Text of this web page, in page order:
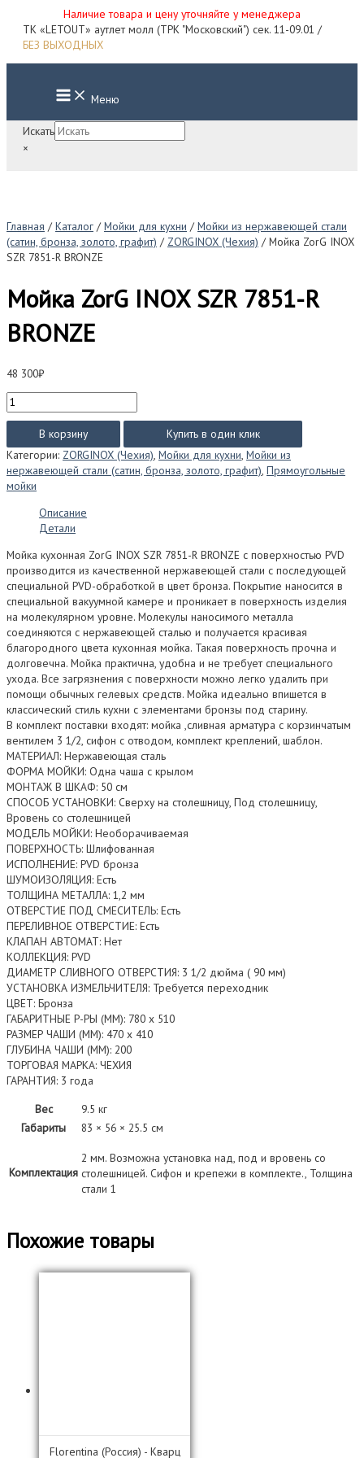
Наличие товара и цену уточняйте у менеджера
Перейти
ТК «LETOUT» аутлет молл (ТРК "Московский") сек. 11-09.01 /
БЕЗ ВЫХОДНЫХ
Main
Menu Меню
Искать
×
Главная / Каталог / Мойки для кухни / Мойки из нержавеющей стали
(сатин, бронза, золото, графит) / ZORGINOX (Чехия) / Мойка ZorG INOX
SZR 7851-R BRONZE
Мойка ZorG INOX SZR 7851-R
BRONZE
48 300₽
Количество
товара
ZorG
INOX
SZR
7851-
BRONZE
В корзину
Купить в один клик
Категории: ZORGINOX (Чехия), Мойки для кухни, Мойки из
нержавеющей стали (сатин, бронза, золото, графит), Прямоугольные
мойки
Описание
Детали
Мойка кухонная ZorG INOX SZR 7851-R BRONZE с поверхностью PVD
производится из качественной нержавеющей стали с последующей
специальной PVD-обработкой в цвет бронза. Покрытие наносится в
специальной вакуумной камере и проникает в поверхность изделия
на молекулярном уровне. Молекулы наносимого металла
соединяются с нержавеющей сталью и получается красивая
благородного цвета кухонная мойка. Такая поверхность прочна и
долговечна. Мойка практична, удобна и не требует специального
ухода. Все загрязнения с поверхности можно легко удалить при
помощи обычных гелевых средств. Мойка идеально впишется в
классический стиль кухни с элементами бронзы под старину.
В комплект поставки входят: мойка ,сливная арматура с корзинчатым
вентилем 3 1/2, сифон с отводом, комплект креплений, шаблон.
МАТЕРИАЛ: Нержавеющая сталь
ФОРМА МОЙКИ: Одна чаша с крылом
МОНТАЖ В ШКАФ: 50 см
СПОСОБ УСТАНОВКИ: Сверху на столешницу, Под столешницу,
Вровень со столешницей
МОДЕЛЬ МОЙКИ: Необорачиваемая
ПОВЕРХНОСТЬ: Шлифованная
ИСПОЛНЕНИЕ: PVD бронза
ШУМОИЗОЛЯЦИЯ: Есть
ТОЛЩИНА МЕТАЛЛА: 1,2 мм
ОТВЕРСТИЕ ПОД СМЕСИТЕЛЬ: Есть
ПЕРЕЛИВНОЕ ОТВЕРСТИЕ: Есть
КЛАПАН АВТОМАТ: Нет
КОЛЛЕКЦИЯ: PVD
ДИАМЕТР СЛИВНОГО ОТВЕРСТИЯ: 3 1/2 дюйма ( 90 мм)
УСТАНОВКА ИЗМЕЛЬЧИТЕЛЯ: Требуется переходник
ЦВЕТ: Бронза
ГАБАРИТНЫЕ Р-РЫ (ММ): 780 x 510
РАЗМЕР ЧАШИ (ММ): 470 x 410
ГЛУБИНА ЧАШИ (ММ): 200
ТОРГОВАЯ МАРКА: ЧЕХИЯ
ГАРАНТИЯ: 3 года
Вес
9.5 кг
Габариты
83 × 56 × 25.5 см
Комплектация
2 мм. Возможна установка над, под и вровень со
столешницей. Сифон и крепежи в комплекте., Толщина
стали 1
Похожие товары
Florentina (Россия) - Кварц